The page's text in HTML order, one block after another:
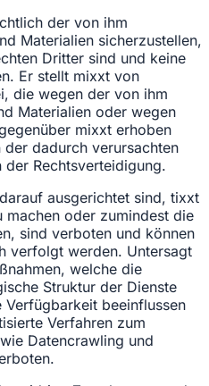
der von ihm
Materialien sicherzustellen,
Dritter sind und keine
Er stellt mixxt von
die wegen der von ihm
Materialien oder wegen
mixxt erhoben
dadurch verursachten
der Rechtsverteidigung.
ausgerichtet sind, tixxt
machen oder zumindest die
sind verboten und können
verfolgt werden. Untersagt
welche die
Struktur der Dienste
beeinflussen
Verfahren zum
Datencrawling und